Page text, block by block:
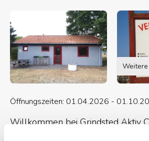
Öffnungszeiten: 01.04.2026 -
Willkommen bei Grindsted Aktiv